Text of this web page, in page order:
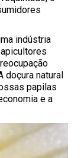
indústria
doçura natural
papilas
e a